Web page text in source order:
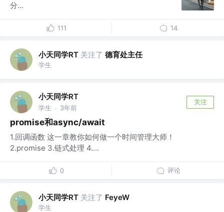
分...
111 14
小天同学RT 关注了 德育处主任
学生
小天同学RT
学生 · 3年前
关注
promise和async/await
1.回调函数 这一章教你如何做一个时间管理大师！
2.promise 3.链式处理 4....
0 评论
小天同学RT 关注了 FeyeW
学生